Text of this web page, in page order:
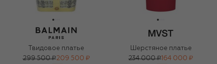
Твидовое платье
299 500 ₽209 500 ₽
Шерстяное платье
234 000 ₽ 164 000 ₽